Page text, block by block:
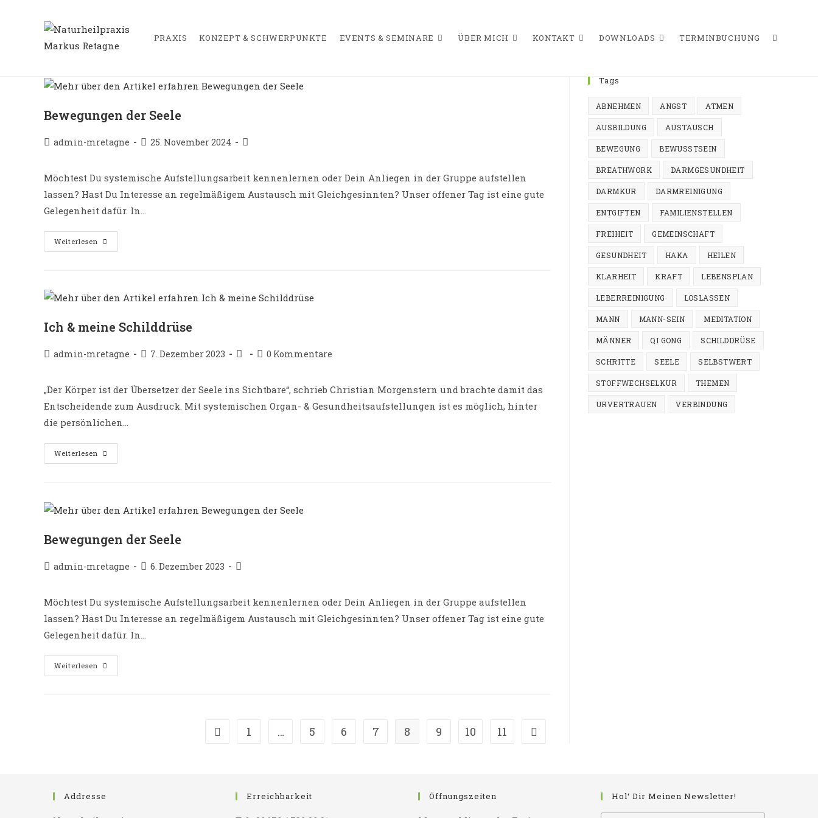
PRAXIS KONZEPT & SCHWERPUNKTE EVENTS & SEMINARE ÜBER MICH KONTAKT DOWNLOADS TERMINBUCHUNG WEBSITE-
Bewegungen der Seele
Beitrags-
admin-mretagne
Beitrag
25. November 2024
Beitrags-
Möchtest Du systemische Aufstellungsarbeit kennenlernen oder Dein Anliegen in der Gruppe aufstellen
lassen? Hast Du Interesse an regelmäßigem Austausch mit Gleichgesinnten? Unser offener Tag ist eine gute
Gelegenheit dafür. In…
Weiterlesen Bewegungen
Der
Ich & meine Schilddrüse
Beitrags-
admin-mretagne
Beitrag
7. Dezember 2023
Beitrags-Beitrags-
0 Kommentare
„Der Körper ist der Übersetzer der Seele ins Sichtbare“, schrieb Christian Morgenstern und brachte damit das
Entscheidende zum Ausdruck. Mit systemischen Organ- & Gesundheitsaufstellungen ist es möglich, hinter
die persönlichen…
Weiterlesen Ich
&
Bewegungen der Seele
Beitrags-
admin-mretagne
Beitrag
6. Dezember 2023
Beitrags-
Möchtest Du systemische Aufstellungsarbeit kennenlernen oder Dein Anliegen in der Gruppe aufstellen
lassen? Hast Du Interesse an regelmäßigem Austausch mit Gleichgesinnten? Unser offener Tag ist eine gute
Gelegenheit dafür. In…
Weiterlesen Bewegungen
Der
Zur vorherigen Seite
1 … 5 6 7 8 9 10 11 Zur nächsten Seite
Tags
ABNEHMEN ANGST ATMEN
AUSBILDUNG AUSTAUSCH
BEWEGUNG BEWUSSTSEIN
BREATHWORK DARMGESUNDHEIT
DARMKUR DARMREINIGUNG
ENTGIFTEN FAMILIENSTELLEN
FREIHEIT GEMEINSCHAFT
GESUNDHEIT HAKA HEILEN
KLARHEIT KRAFT LEBENSPLAN
LEBERREINIGUNG LOSLASSEN
MANN MANN-SEIN MEDITATION
MÄNNER QI GONG SCHILDDRÜSE
SCHRITTE SEELE SELBSTWERT
STOFFWECHSELKUR THEMEN
URVERTRAUEN VERBINDUNG
Addresse Erreichbarkeit Öffnungszeiten Hol‘ Dir Meinen Newsletter!